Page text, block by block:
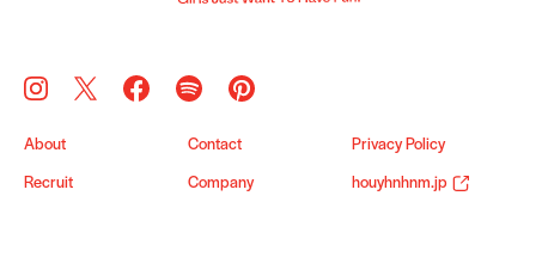
About Contact Privacy Policy
Recruit Company houyhnhnm.jp